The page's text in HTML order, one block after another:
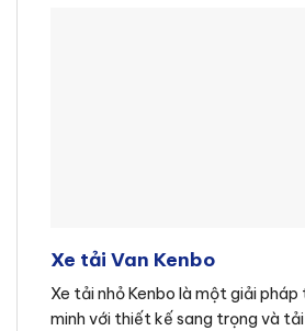
Xe tải Van Kenbo
Xe tải nhỏ Kenbo là một giải
minh với thiết kế sang trọng và